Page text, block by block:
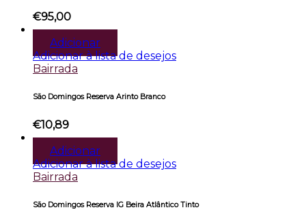
€95,00
Adicionar
Adicionar à lista de desejos
Bairrada
São Domingos Reserva Arinto Branco
€10,89
Adicionar
Adicionar à lista de desejos
Bairrada
São Domingos Reserva IG Beira Atlântico Tinto